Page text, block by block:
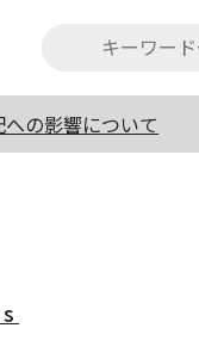
の影響について